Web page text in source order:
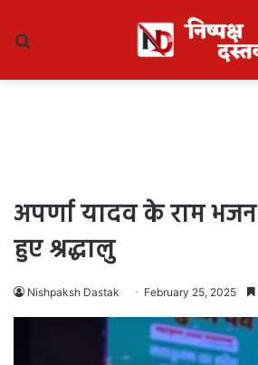
अपर्णा यादव के राम
हुए श्रद्धालु
Nishpaksh Dastak February 25, 2025